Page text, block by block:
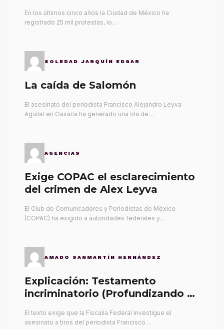
En los últimos cinco años la Ciudad de México ha
registrado 25 mil protestas, lo…
SOLEDAD JARQUÍN EDGAR
La caída de Salomón
El asesinato del periodista Francisco Alejandro Leyva
Aguilar en Oaxaca ha generado una ola de…
AGENCIAS
Exige COPAC el esclarecimiento
del crimen de Alex Leyva
El Club de Comunicadores y Periodistas de México
(COPAC) ha exigido a autoridades federales y…
AMADO SANMARTÍN HERNÁNDEZ
Explicación: Testamento
incriminatorio (Profundizando su
El texto exige que la Fiscalía Federal investigue el
asesinato a tiros del periodista Francisco…